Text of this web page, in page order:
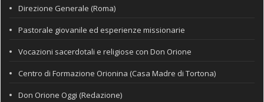
Direzione Generale (Roma)
Pastorale giovanile ed esperienze missionarie
Vocazioni sacerdotali e religiose con Don Orione
Centro di Formazione Orionina (Casa Madre di Tortona)
Don Orione Oggi (Redazione)